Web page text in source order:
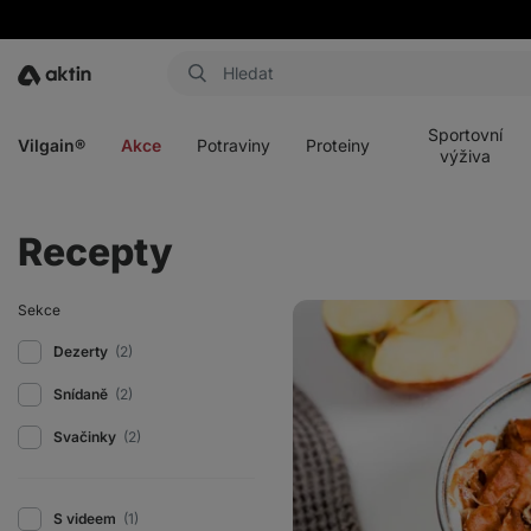
Aktin
Vilgain® Akce Potraviny Proteiny
Sportovní
výživa
Recepty
Sekce
Dezerty (2)
Snídaně (2)
Svačinky (2)
S videem (1)
crumble
tvarohem